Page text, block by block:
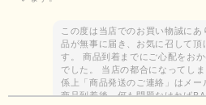
この度は当店でのお買い物誠に
品が無事に届き、お気に召して頂
す。 商品到着までにご心配をお
でした。 当店の都合になってし
係上「商品発送のご連絡」はメー
商品到着後、何も問題なければ